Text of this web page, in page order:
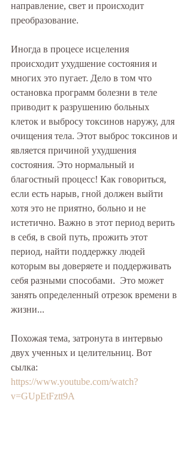
направление, свет и происходит
преобразование.
Иногда в процесе исцеления
происходит ухудшение состояния и
многих это пугает. Дело в том что
остановка программ болезни в теле
приводит к разрушению больных
клеток и выбросу токсинов наружу, для
очищения тела. Этот выброс токсинов и
является причиной ухудшения
состояния. Это нормальный и
благостный процесс! Как говориться,
если есть нарыв, гной должен выйти
хотя это не приятно, больно и не
истетично. Важно в этот период верить
в себя, в свой путь, прожить этот
период, найти поддержку людей
которым вы доверяете и поддерживать
себя разными способами.  Это может
занять определенный отрезок времени в
жизни...
Похожая тема, затронута в интервью
двух ученных и целительниц. Вот
сылка:
https://www.youtube.com/watch?
v=GUpEtFztt9A